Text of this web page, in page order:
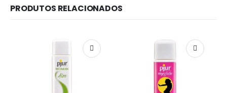
PRODUTOS RELACIONADOS
Redes Sociais